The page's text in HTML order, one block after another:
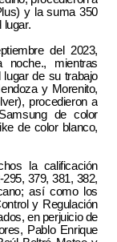
y la suma 350
lugar.
del 2023,
noche., mientras
de su trabajo
y Morenito,
procedieron a
de color
de color blanco,
la calificación
379, 381, 382,
así como los
y Regulación
en perjuicio de
Pablo Enrique